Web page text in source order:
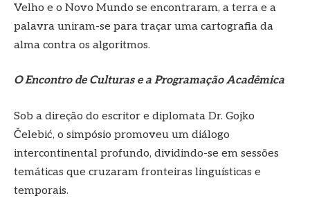
Velho e o Novo Mundo se encontraram, a terra e a
palavra uniram-se para traçar uma cartografia da
alma contra os algoritmos.
O Encontro de Culturas e a Programação Acadêmica
Sob a direção do escritor e diplomata Dr. Gojko
Čelebić, o simpósio promoveu um diálogo
intercontinental profundo, dividindo-se em sessões
temáticas que cruzaram fronteiras linguísticas e
temporais.